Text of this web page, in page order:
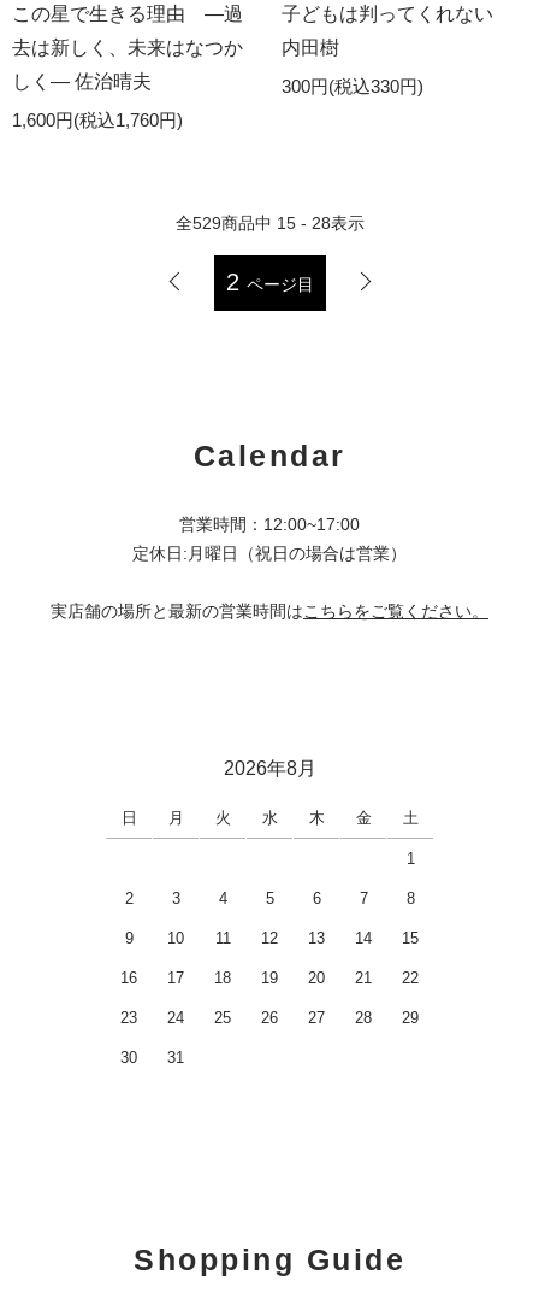
この星で生きる理由 ―過
去は新しく、未来はなつか
しく― 佐治晴夫
1,600円(税込1,760円)
子どもは判ってくれない
内田樹
300円(税込330円)
全529商品中 15 - 28表示
2 ページ目
Calendar
営業時間：12:00~17:00
定休日:月曜日（祝日の場合は営業）
実店舗の場所と最新の営業時間はこちらをご覧ください。
2026年8月
日 月 火 水 木 金 土
1
2 3 4 5 6 7 8
9 10 11 12 13 14 15
16 17 18 19 20 21 22
23 24 25 26 27 28 29
30 31
Shopping Guide